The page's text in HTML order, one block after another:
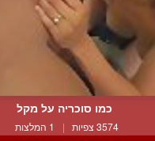
כמו סוכריה על מקל
3574 צפיות | 1 המלצות